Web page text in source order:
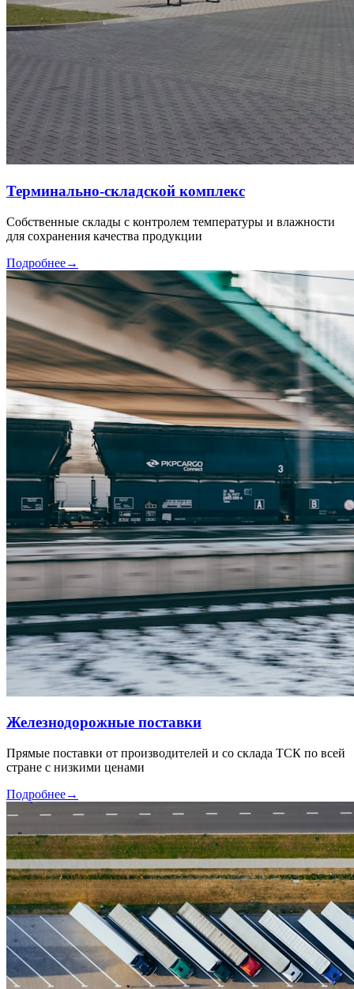
Терминально-складской комплекс
Собственные склады с контролем температуры и влажности
для сохранения качества продукции
Подробнее→
Железнодорожные поставки
Прямые поставки от производителей и со склада ТСК по всей
стране с низкими ценами
Подробнее→